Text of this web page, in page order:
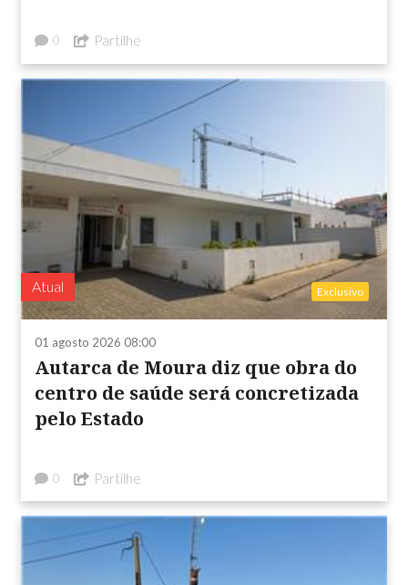
0 Partilhe
Atual Exclusivo
01 agosto 2026 08:00
Autarca de Moura diz que obra do
centro de saúde será concretizada
pelo Estado
0 Partilhe